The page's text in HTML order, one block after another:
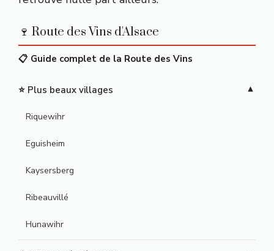
🍷 Route des Vins d'Alsace
📋 Guide complet de la Route des Vins
⭐ Plus beaux villages
Riquewihr
Eguisheim
Kaysersberg
Ribeauvillé
Hunawihr